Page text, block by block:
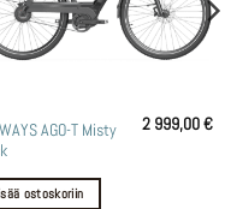
AGO-T Misty
2 999,00€
ostoskoriin